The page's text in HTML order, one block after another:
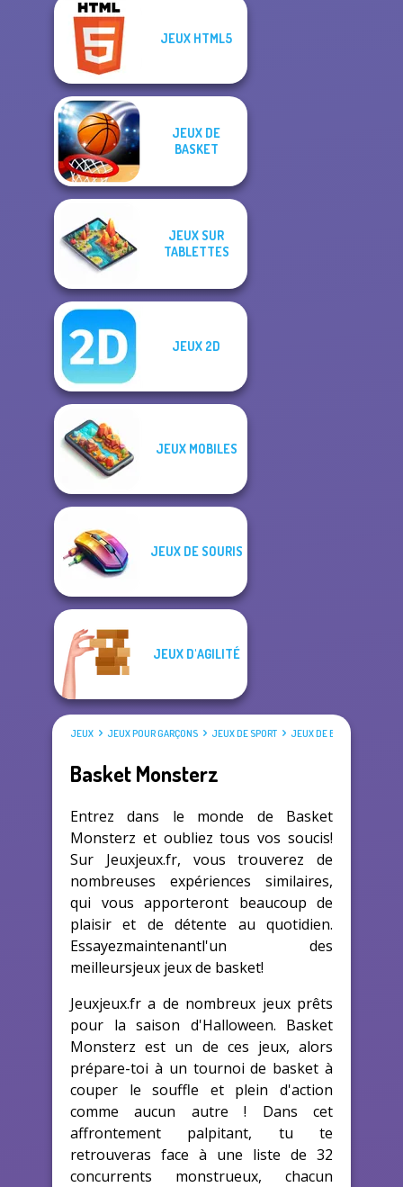
JEUX HTML5
JEUX DE
BASKET
JEUX SUR
TABLETTES
JEUX 2D
JEUX MOBILES
JEUX DE SOURIS
JEUX D'AGILITÉ
JEUX JEUX POUR GARÇONS JEUX DE SPORT JEUX DE BASKET
Basket Monsterz
Entrez dans le monde de Basket
Monsterz et oubliez tous vos soucis!
Sur Jeuxjeux.fr, vous trouverez de
nombreuses expériences similaires,
qui vous apporteront beaucoup de
plaisir et de détente au quotidien.
Essayezmaintenantl'un des
meilleursjeux jeux de basket!
Jeuxjeux.fr a de nombreux jeux prêts
pour la saison d'Halloween. Basket
Monsterz est un de ces jeux, alors
prépare-toi à un tournoi de basket à
couper le souffle et plein d'action
comme aucun autre ! Dans cet
affrontement palpitant, tu te
retrouveras face à une liste de 32
concurrents monstrueux, chacun